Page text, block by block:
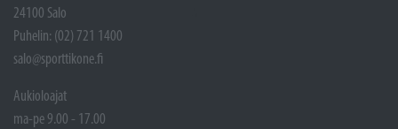
24100 Salo
Puhelin: (02) 721 1400
salo@sporttikone.fi
Aukioloajat
ma-pe 9.00 - 17.00